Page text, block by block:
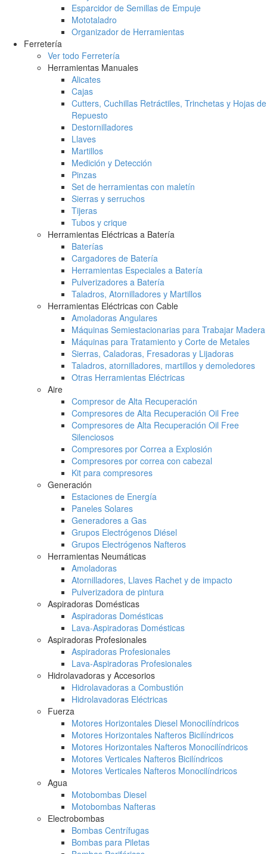
Esparcidor de Semillas de Empuje
Mototaladro
Organizador de Herramientas
Ferretería
Ver todo Ferretería
Herramientas Manuales
Alicates
Cajas
Cutters, Cuchillas Retráctiles, Trinchetas y Hojas de
Repuesto
Destornilladores
Llaves
Martillos
Medición y Detección
Pinzas
Set de herramientas con maletín
Sierras y serruchos
Tijeras
Tubos y crique
Herramientas Eléctricas a Batería
Baterías
Cargadores de Batería
Herramientas Especiales a Batería
Pulverizadores a Batería
Taladros, Atornilladores y Martillos
Herramientas Eléctricas con Cable
Amoladoras Angulares
Máquinas Semiestacionarias para Trabajar Madera
Máquinas para Tratamiento y Corte de Metales
Sierras, Caladoras, Fresadoras y Lijadoras
Taladros, atornilladores, martillos y demoledores
Otras Herramientas Eléctricas
Aire
Compresor de Alta Recuperación
Compresores de Alta Recuperación Oil Free
Compresores de Alta Recuperación Oil Free
Silenciosos
Compresores por Correa a Explosión
Compresores por correa con cabezal
Kit para compresores
Generación
Estaciones de Energía
Paneles Solares
Generadores a Gas
Grupos Electrógenos Diésel
Grupos Electrógenos Nafteros
Herramientas Neumáticas
Amoladoras
Atornilladores, Llaves Rachet y de impacto
Pulverizadora de pintura
Aspiradoras Domésticas
Aspiradoras Domésticas
Lava-Aspiradoras Domésticas
Aspiradoras Profesionales
Aspiradoras Profesionales
Lava-Aspiradoras Profesionales
Hidrolavadoras y Accesorios
Hidrolavadoras a Combustión
Hidrolavadoras Eléctricas
Fuerza
Motores Horizontales Diesel Monocilíndricos
Motores Horizontales Nafteros Bicilíndricos
Motores Horizontales Nafteros Monocilíndricos
Motores Verticales Nafteros Bicilíndricos
Motores Verticales Nafteros Monocilíndricos
Agua
Motobombas Diesel
Motobombas Nafteras
Electrobombas
Bombas Centrífugas
Bombas para Piletas